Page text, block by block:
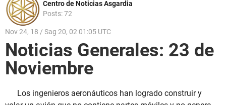
Centro de Noticias Asgardia
Posts: 72
Nov 24, 18 / Sag 20, 02 01:05 UTC
Noticias Generales: 23 de
Noviembre
Los ingenieros aeronáuticos han logrado construir y